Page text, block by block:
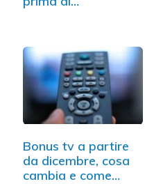
Bonus tv a partire
da dicembre, cosa
cambia e come